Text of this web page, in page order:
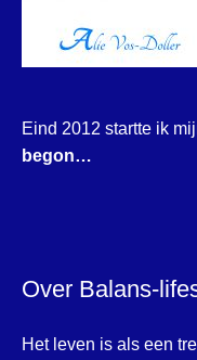
Eind 2012 startte ik
begon…
Over Balans-
Het leven is als een